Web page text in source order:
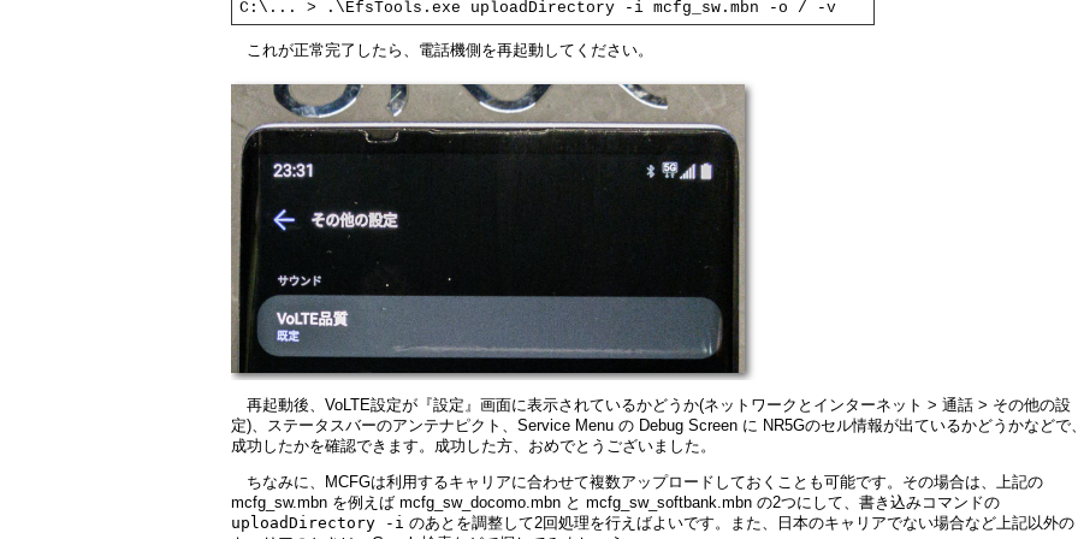
C:\... > .\EfsTools.exe uploadDirectory -i mcfg_sw.mbn -o / -v
これが正常完了したら、電話機側を再起動してください。
再起動後、VoLTE設定が『設定』画面に表示されているかどうか(ネットワークとインターネット > 通話 > その他の設
定)、ステータスバーのアンテナピクト、Service Menu の Debug Screen に NR5Gのセル情報が出ているかどうかなどで
成功したかを確認できます。成功した方、おめでとうございました。
ちなみに、MCFGは利用するキャリアに合わせて複数アップロードしておくことも可能です。その場合は、上記の
mcfg_sw.mbn を例えば mcfg_sw_docomo.mbn と mcfg_sw_softbank.mbn の2つにして、書き込みコマンドの
uploadDirectory -i のあとを調整して2回処理を行えばよいです。また、日本のキャリアでない場合など上記以外の